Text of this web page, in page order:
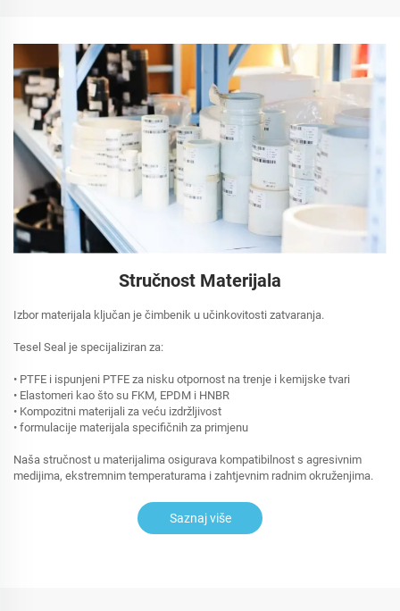
Stručnost Materijala
Izbor materijala ključan je čimbenik u učinkovitosti zatvaranja.
Tesel Seal je specijaliziran za:
• PTFE i ispunjeni PTFE za nisku otpornost na trenje i kemijske tvari
• Elastomeri kao što su FKM, EPDM i HNBR
• Kompozitni materijali za veću izdržljivost
• formulacije materijala specifičnih za primjenu
Naša stručnost u materijalima osigurava kompatibilnost s agresivnim
medijima, ekstremnim temperaturama i zahtjevnim radnim okruženjima.
Saznaj više